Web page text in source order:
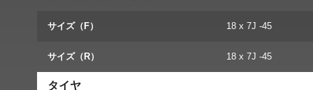
サイズ（F） 18 x 7J -45
サイズ（R） 18 x 7J -45
タイヤ